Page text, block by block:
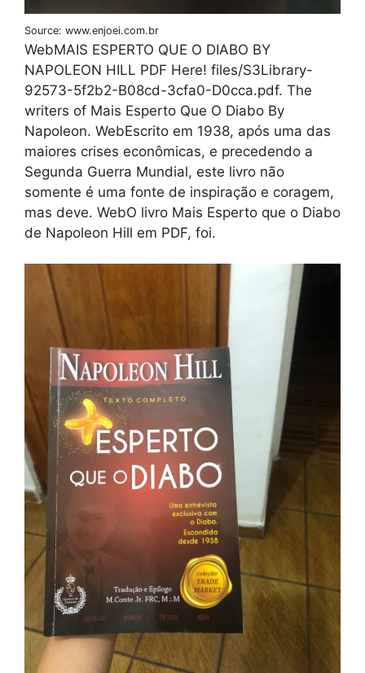
Source: www.enjoei.com.br
WebMAIS ESPERTO QUE O DIABO BY
NAPOLEON HILL PDF Here! files/S3Library-
92573-5f2b2-B08cd-3cfa0-D0cca.pdf. The
writers of Mais Esperto Que O Diabo By
Napoleon. WebEscrito em 1938, após uma das
maiores crises econômicas, e precedendo a
Segunda Guerra Mundial, este livro não
somente é uma fonte de inspiração e coragem,
mas deve. WebO livro Mais Esperto que o Diabo
de Napoleon Hill em PDF, foi.